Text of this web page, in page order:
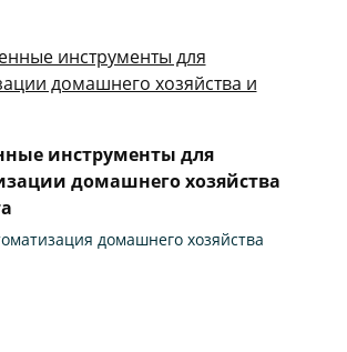
инструменты для
домашнего хозяйства
домашнего хозяйства